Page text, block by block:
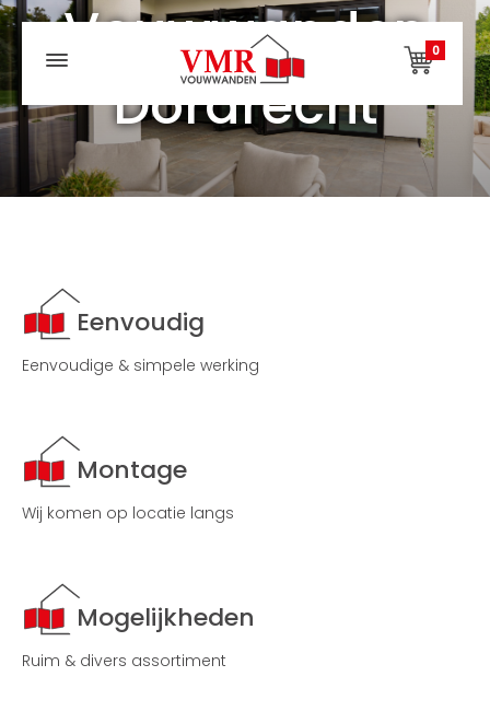
0
Vouwwanden
Dordrecht
Eenvoudig
Eenvoudige & simpele werking
Montage
Wij komen op locatie langs
Mogelijkheden
Ruim & divers assortiment